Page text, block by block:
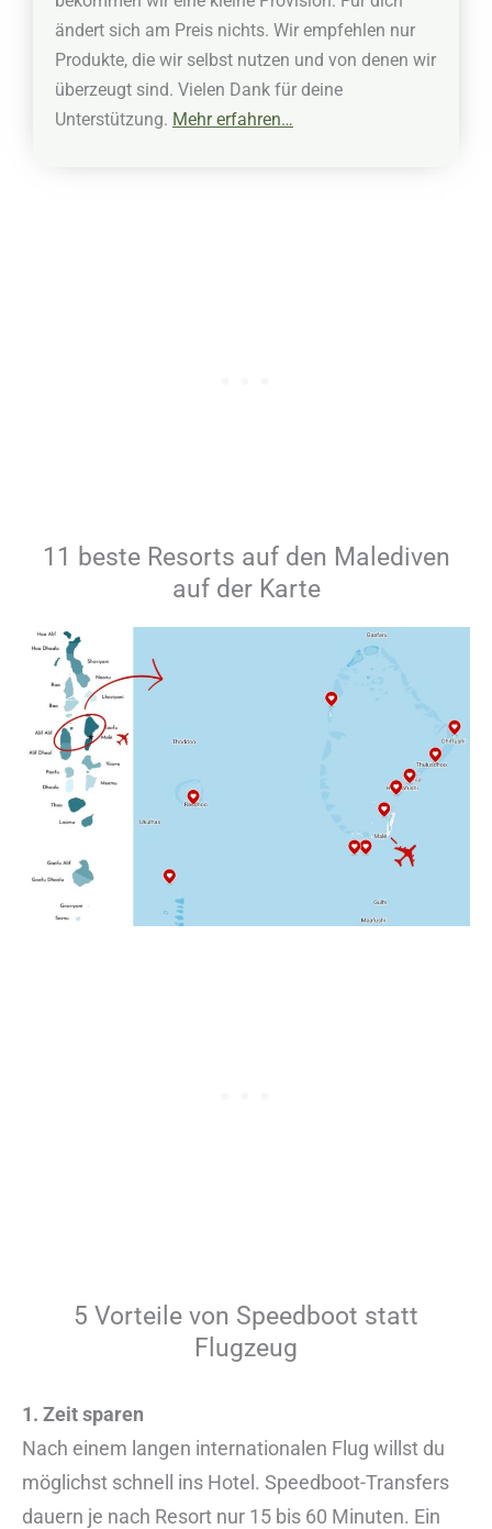
ändert sich am Preis nichts. Wir empfehlen nur
Produkte, die wir selbst nutzen und von denen wir
überzeugt sind. Vielen Dank für deine
Unterstützung. Mehr erfahren…
11 beste Resorts auf den Malediven
auf der Karte
5 Vorteile von Speedboot statt
Flugzeug
1. Zeit sparen
Nach einem langen internationalen Flug willst du
möglichst schnell ins Hotel. Speedboot-Transfers
dauern je nach Resort nur 15 bis 60 Minuten. Ein